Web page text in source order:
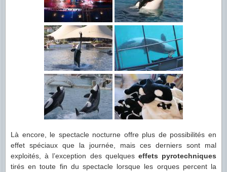
Là encore, le spectacle nocturne offre plus de possibilités en
effet spéciaux que la journée, mais ces derniers sont mal
exploités, à l’exception des quelques effets pyrotechniques
tirés en toute fin du spectacle lorsque les orques percent la